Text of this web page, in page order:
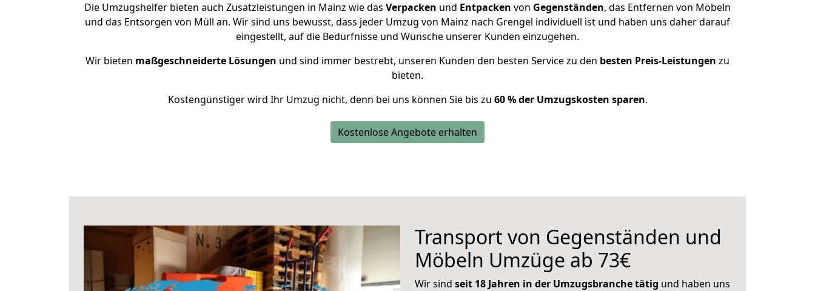
Die Umzugshelfer bieten auch Zusatzleistungen in Mainz wie das Verpacken und Entpacken von Gegenständen, das Entfernen von Möbeln
und das Entsorgen von Müll an. Wir sind uns bewusst, dass jeder Umzug von Mainz nach Grengel individuell ist und haben uns daher darauf
eingestellt, auf die Bedürfnisse und Wünsche unserer Kunden einzugehen.
Wir bieten maßgeschneiderte Lösungen und sind immer bestrebt, unseren Kunden den besten Service zu den besten Preis-Leistungen zu
bieten.
Kostengünstiger wird Ihr Umzug nicht, denn bei uns können Sie bis zu 60 % der Umzugskosten sparen.
Kostenlose Angebote erhalten
Transport von Gegenständen und
Möbeln Umzüge ab 73€
Wir sind seit 18 Jahren in der Umzugsbranche tätig und haben uns